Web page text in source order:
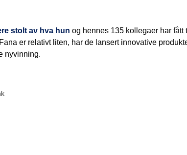
stolt av hva hun og hennes 135 kollegaer har fått
er relativt liten, har de lansert innovative
nyvinning.